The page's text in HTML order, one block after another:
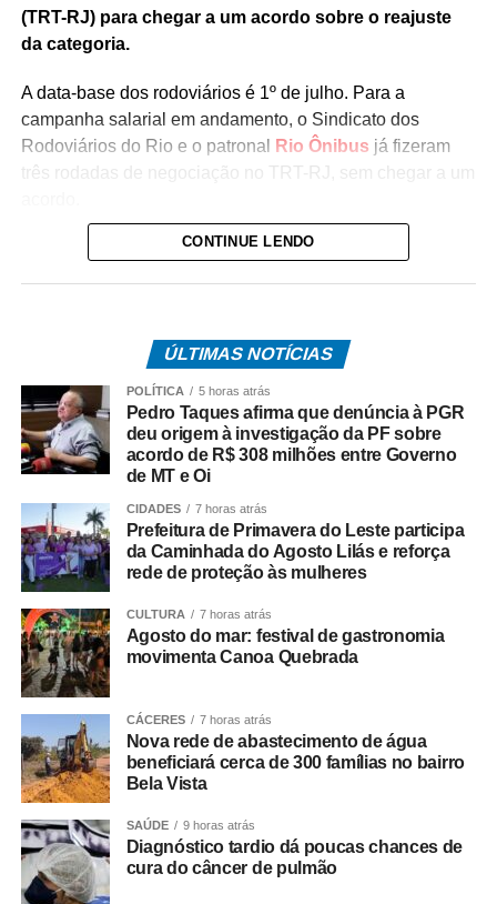
(TRT-RJ) para chegar a um acordo sobre o reajuste
da categoria.
A data-base dos rodoviários é 1º de julho. Para a
campanha salarial em andamento, o Sindicato dos
Rodoviários do Rio e o patronal Rio Ônibus já fizeram
três rodadas de negociação no TRT-RJ, sem chegar a um
Durante as negociações mediadas pela Justiça do
o Rio Ônibus havia ofertado 4,39%.
O desembargador Gustavo Tadeu Alkmim, da Seção
Especializada em Dissídios Coletivos (Sedic), pediu que
os patrões aumentem a oferta de reajuste para 5%, o
mesmo valor pago as categorias de rodoviários das
cidades de Duque de Caxias e Nova Iguaçu, na Baixada
Fluminense.
Paralisação
No dia 27 de junho, o Sindicato dos Rodoviários ajuizou
o dissídio coletivo de greve e de natureza econômica. Na
mesma data, o TRT-RJ, considerou a greve legal e
concedeu liminar autorizando o início da paralisação.
Determinou a manutenção de, no mínimo, 50% da frota
operacional em cada linha e itinerário, sob pena de multa
de R$ 50 mil em caso de descumprimento da medida.
Dois dias depois, no dia 29 de junho, os rodoviários do
município do Rio de Janeiro iniciaram a paralisação. No
CONTINUE LENDO
ÚLTIMAS NOTÍCIAS
POLÍTICA 5 horas atrás
Pedro Taques afirma que denúncia à PGR
deu origem à investigação da PF sobre
acordo de R$ 308 milhões entre Governo
de MT e Oi
CIDADES 7 horas atrás
Prefeitura de Primavera do Leste participa
da Caminhada do Agosto Lilás e reforça
rede de proteção às mulheres
CULTURA 7 horas atrás
Agosto do mar: festival de gastronomia
movimenta Canoa Quebrada
CÁCERES 7 horas atrás
Nova rede de abastecimento de água
beneficiará cerca de 300 famílias no bairro
Bela Vista
SAÚDE 9 horas atrás
Diagnóstico tardio dá poucas chances de
cura do câncer de pulmão